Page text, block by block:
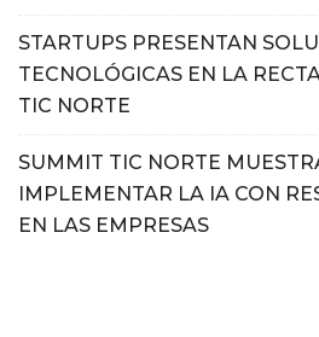
STARTUPS PRESENTAN
TECNOLÓGICAS EN LA
TIC NORTE
SUMMIT TIC NORTE
IMPLEMENTAR LA IA CON
EN LAS EMPRESAS